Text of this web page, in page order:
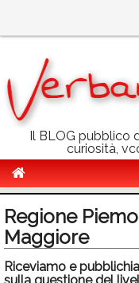
Il BLOG pubblico
curiosità,
Politica
Sport
Regione
Maggiore
Riceviamo e